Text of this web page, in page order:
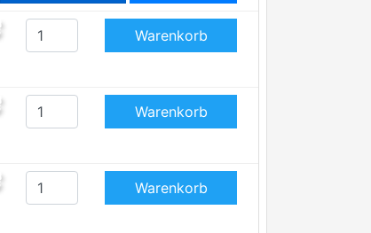
Warenkorb
Warenkorb
Warenkorb